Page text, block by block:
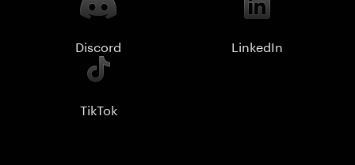
Discord LinkedIn
TikTok